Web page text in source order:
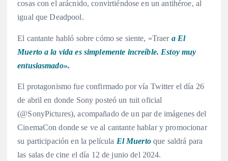
cosas con el arácnido, convirtiéndose en un antihéroe, al
igual que Deadpool.
El cantante habló sobre cómo se siente, «Traera El
Muerto a la vida es simplemente increíble. Estoy muy
entusiasmado».
El protagonismo fue confirmado por vía Twitter el día 26
de abril en donde Sony posteó un tuit oficial
(@SonyPictures), acompañado de un par de imágenes del
CinemaCon donde se ve al cantante hablar y promocionar
su participación en la película El Muertoque saldrá para
las salas de cine el día 12 de junio del 2024.